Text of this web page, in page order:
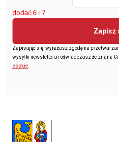
dodać 6 i 7.
Zapisz
Zapisując się, wyrażasz zgodę na
wysyłki newslettera i oświadczasz że znana
cookie